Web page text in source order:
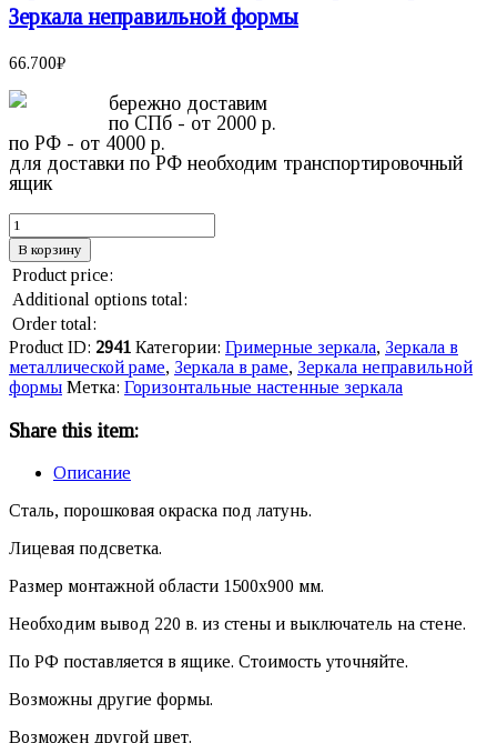
Зеркала неправильной формы
66.700₽
бережно доставим
по СПб - от 2000 р.
по РФ - от 4000 р.
для доставки по РФ необходим транспортировочный
ящик
В корзину
Product price:
Additional options total:
Order total:
Product ID: 2941 Категории: Гримерные зеркала, Зеркала в
металлической раме, Зеркала в раме, Зеркала неправильной
формы Метка: Горизонтальные настенные зеркала
Share this item:
Описание
Сталь, порошковая окраска под латунь.
Лицевая подсветка.
Размер монтажной области 1500х900 мм.
Необходим вывод 220 в. из стены и выключатель на стене.
По РФ поставляется в ящике. Стоимость уточняйте.
Возможны другие формы.
Возможен другой цвет.